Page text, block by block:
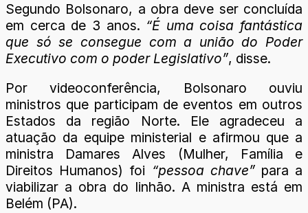
Segundo Bolsonaro, a obra deve ser concluída
em cerca de 3 anos. “É uma coisa fantástica
que só se consegue com a união do Poder
Executivo com o poder Legislativo”, disse.
Por videoconferência, Bolsonaro ouviu
ministros que participam de eventos em outros
Estados da região Norte. Ele agradeceu a
atuação da equipe ministerial e afirmou que a
ministra Damares Alves (Mulher, Família e
Direitos Humanos) foi “pessoa chave”para a
viabilizar a obra do linhão. A ministra está em
Belém (PA).